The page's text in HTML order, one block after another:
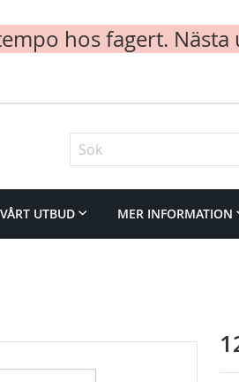
hos fagert.
Sök
VÅRT UTBUD MER INFORMATION